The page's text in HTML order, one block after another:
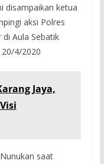
disampaikan ketua
aksi Polres
Aula Sebatik
4/2020
Jaya,
saat